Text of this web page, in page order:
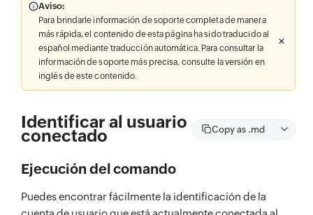
Aviso:
Para brindarle información de soporte completa de manera
más rápida, el contenido de esta página ha sido traducido al
español mediante traducción automática. Para consultar la
información de soporte más precisa, consulte la versión en
inglés de este contenido.
Identificar al usuario
conectado Copy as .md
Ejecución del comando
Puedes encontrar fácilmente la identificación de la